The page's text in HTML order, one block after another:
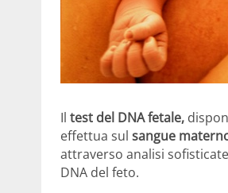
Il test del DNA fetale,
effettua sul sangue
attraverso analisi
DNA del feto.